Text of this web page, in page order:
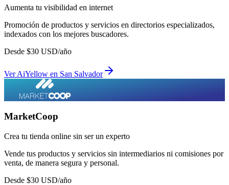
Aumenta tu visibilidad en internet
Promoción de productos y servicios en directorios especializados,
indexados con los mejores buscadores.
Desde $30 USD/año
VerAiYellow en San Salvador
MarketCoop
Crea tu tienda online sin ser un experto
Vende tus productos y servicios sin intermediarios ni comisiones por
venta, de manera segura y personal.
Desde $30 USD/año